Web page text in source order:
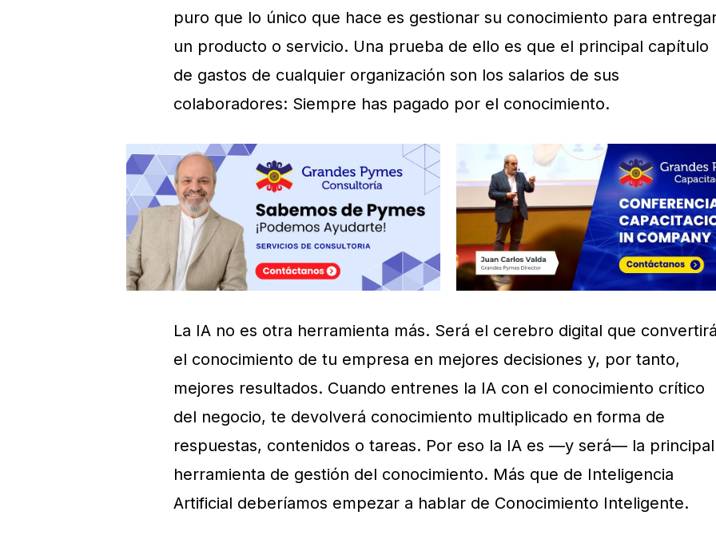
puro que lo único que hace es gestionar su conocimiento para
un producto o servicio. Una prueba de ello es que el principal capítulo
de gastos de cualquier organización son los salarios de sus
colaboradores: Siempre has pagado por el conocimiento.
La IA no es otra herramienta más. Será el cerebro digital que
el conocimiento de tu empresa en mejores decisiones y, por tanto,
mejores resultados. Cuando entrenes la IA con el conocimiento crítico
del negocio, te devolverá conocimiento multiplicado en forma de
respuestas, contenidos o tareas. Por eso la IA es —y será— la principal
herramienta de gestión del conocimiento. Más que de Inteligencia
Artificial deberíamos empezar a hablar de Conocimiento Inteligente.